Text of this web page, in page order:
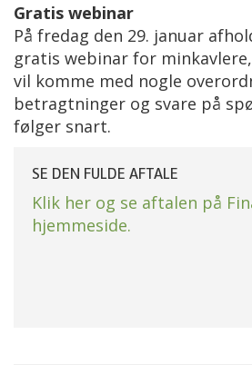
Gratis webinar
På fredag den 29. januar
gratis webinar for
vil komme med nogle
betragtninger og svare på
følger snart.
SE DEN FULDE AFTALE
Klik her og se aftalen på
hjemmeside.